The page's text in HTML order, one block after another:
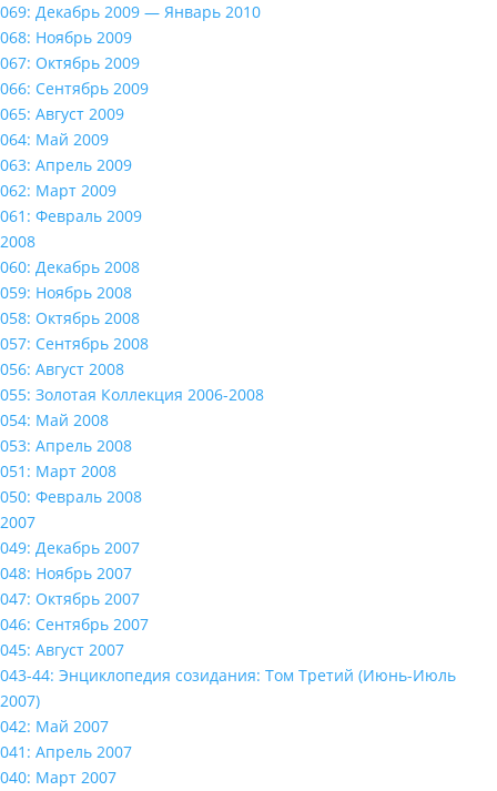
069: Декабрь 2009 — Январь 2010
068: Ноябрь 2009
067: Октябрь 2009
066: Сентябрь 2009
065: Август 2009
064: Май 2009
063: Апрель 2009
062: Март 2009
061: Февраль 2009
2008
060: Декабрь 2008
059: Ноябрь 2008
058: Октябрь 2008
057: Сентябрь 2008
056: Август 2008
055: Золотая Коллекция 2006-2008
054: Май 2008
053: Апрель 2008
051: Март 2008
050: Февраль 2008
2007
049: Декабрь 2007
048: Ноябрь 2007
047: Октябрь 2007
046: Сентябрь 2007
045: Август 2007
043-44: Энциклопедия созидания: Том Третий (Июнь-Июль
2007)
042: Май 2007
041: Апрель 2007
040: Март 2007